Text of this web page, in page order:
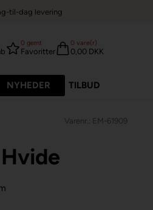
til-dag levering
0 gemt
Favoritter
0 vare(r)
0,00 DKK
NYHEDER TILBUD
Varenr.: EM-61909